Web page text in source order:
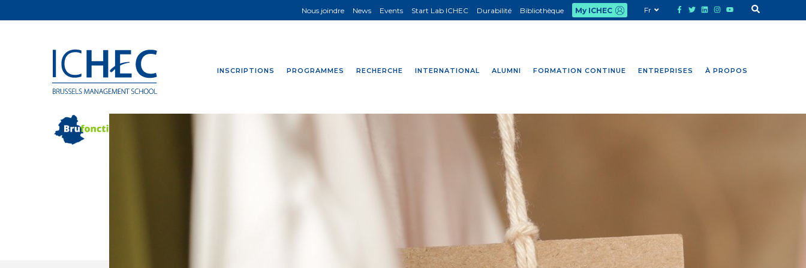
INSCRIPTIONS PROGRAMMES RECHERCHE INTERNATIONAL ALUMNI FORMATION CONTINUE ENTREPRISES À PROPOS
Nous joindre News Events Start Lab ICHEC Durabilité Bibliothèque My ICHEC Fr